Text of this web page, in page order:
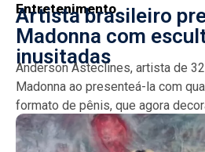
Entretenimento
Artista brasileiro
Madonna com
inusitadas
Anderson Asteclines, artista de
Madonna ao presenteá-la com
formato de pênis, que agora
Londres. A...